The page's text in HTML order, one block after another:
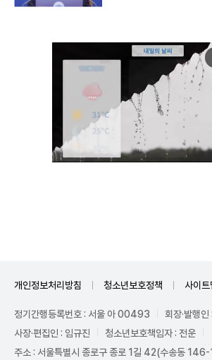
개인정보처리방침 청소년보호정책 사이트
정기간행등록번호 : 서울 아 00493
회장·발행인
사장·편집인 : 임규진
청소년보호책임자 : 전운
주소 : 서울특별시 종로구 종로 1길 42(수송동 146-